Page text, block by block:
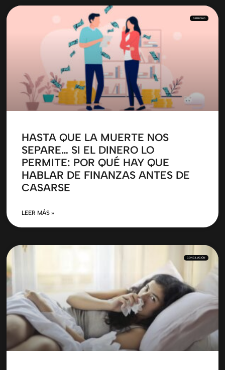
DERECHO
HASTA QUE LA MUERTE NOS
SEPARE… SI EL DINERO LO
PERMITE: POR QUÉ HAY QUE
HABLAR DE FINANZAS ANTES DE
CASARSE
LEER MÁS »
CONCILIACIÓN